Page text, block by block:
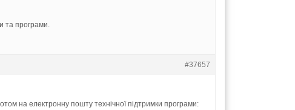
та програми.
#37657
на електронну пошту технічної підтримки програми: